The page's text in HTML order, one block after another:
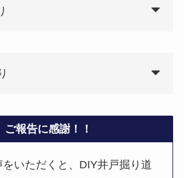
ご報告に感謝！！
をいただくと、DIY井戸掘り道